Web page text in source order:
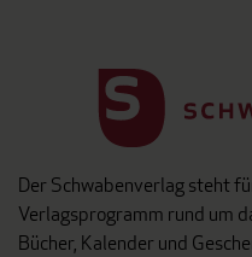
Der Schwabenverlag steht
Verlagsprogramm rund um
Bücher, Kalender und